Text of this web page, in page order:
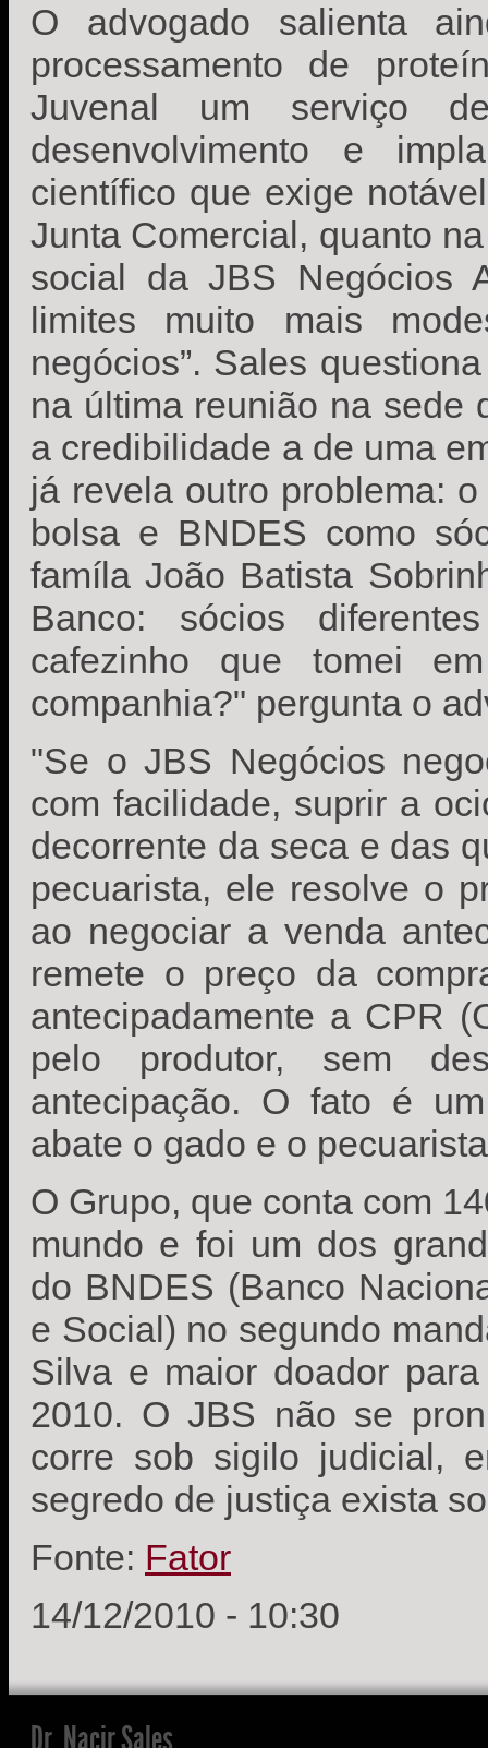
O advogado salienta
processamento de
Juvenal um serviço
desenvolvimento e
científico que exige
Junta Comercial, quanto
social da JBS Negócios
limites muito mais
negócios”. Sales
na última reunião na sede
a credibilidade a de uma
já revela outro problema:
bolsa e BNDES como
famíla João Batista
Banco: sócios
cafezinho que tomei
companhia?" pergunta o
"Se o JBS Negócios
com facilidade, suprir a
decorrente da seca e das
pecuarista, ele resolve o
ao negociar a venda
remete o preço da
antecipadamente a CPR
pelo produtor, sem
antecipação. O fato é
abate o gado e o
O Grupo, que conta com
mundo e foi um dos
do BNDES (Banco
e Social) no segundo
Silva e maior doador
2010. O JBS não se
corre sob sigilo judicial,
segredo de justiça exista
Fonte: Fator
14/12/2010 - 10:30
Dr. Nacir Sales